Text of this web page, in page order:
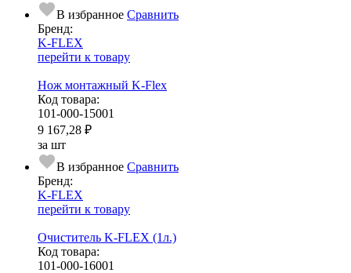
В избранное Сравнить
Бренд:
K-FLEX
перейти к товару
Нож монтажный K-Flex
Код товара:
101-000-15001
9 167,28 ₽
за шт
В избранное Сравнить
Бренд:
K-FLEX
перейти к товару
Очиститель K-FLEX (1л.)
Код товара:
101-000-16001